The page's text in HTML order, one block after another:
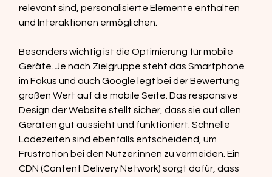
relevant sind, personalisierte Elemente enthalten
und Interaktionen ermöglichen.
Besonders wichtig ist die Optimierung für mobile
Geräte. Je nach Zielgruppe steht das Smartphone
im Fokus und auch Google legt bei der Bewertung
großen Wert auf die mobile Seite. Das responsive
Design der Website stellt sicher, dass sie auf allen
Geräten gut aussieht und funktioniert. Schnelle
Ladezeiten sind ebenfalls entscheidend, um
Frustration bei den Nutzer:innen zu vermeiden. Ein
CDN (Content Delivery Network) sorgt dafür, dass